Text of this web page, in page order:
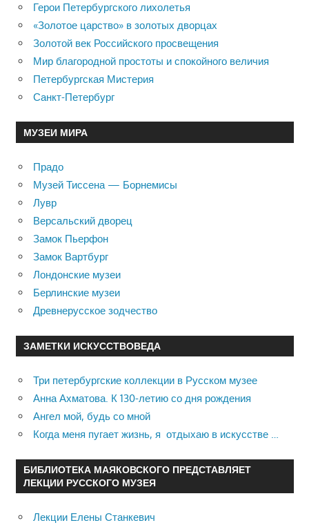
Герои Петербургского лихолетья
«Золотое царство» в золотых дворцах
Золотой век Российского просвещения
Мир благородной простоты и спокойного величия
Петербургская Мистерия
Санкт-Петербург
МУЗЕИ МИРА
Прадо
Музей Тиссена — Борнемисы
Лувр
Версальский дворец
Замок Пьерфон
Замок Вартбург
Лондонские музеи
Берлинские музеи
Древнерусское зодчество
ЗАМЕТКИ ИСКУССТВОВЕДА
Три петербургские коллекции в Русском музее
Анна Ахматова. К 130-летию со дня рождения
Ангел мой, будь со мной
Когда меня пугает жизнь, я отдыхаю в искусстве …
БИБЛИОТЕКА МАЯКОВСКОГО ПРЕДСТАВЛЯЕТ
ЛЕКЦИИ РУССКОГО МУЗЕЯ
Лекции Елены Станкевич